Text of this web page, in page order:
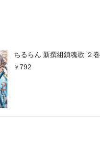
ちるらん 新撰組鎮魂歌 ２巻
792